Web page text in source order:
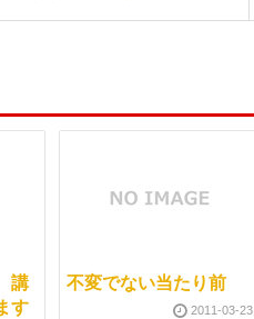
講
す
不変でない当たり前
2011-03-23